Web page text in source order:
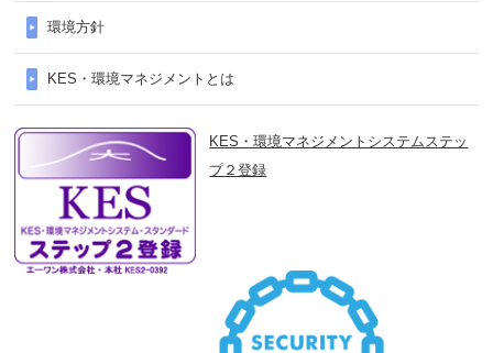
環境方針
KES・環境マネジメントとは
KES・環境マネジメントシステムステッ
プ２登録